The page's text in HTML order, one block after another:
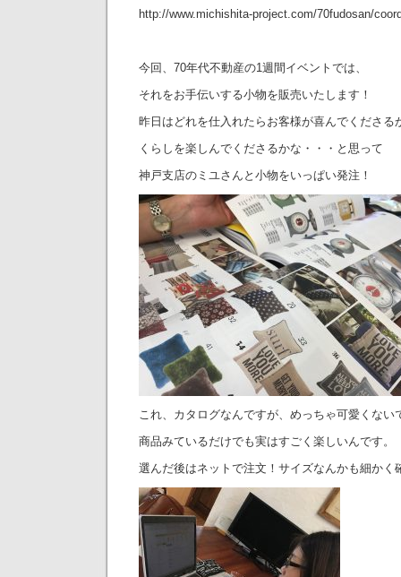
http://www.michishita-project.com/70fudosan/
今回、70年代不動産の1週間イベントでは、
それをお手伝いする小物を販売いたします！
昨日はどれを仕入れたらお客様が喜んでくださる
くらしを楽しんでくださるかな・・・と思って
神戸支店のミユさんと小物をいっぱい発注！
これ、カタログなんですが、めっちゃ可愛くない
商品みているだけでも実はすごく楽しいんです。
選んだ後はネットで注文！サイズなんかも細かく